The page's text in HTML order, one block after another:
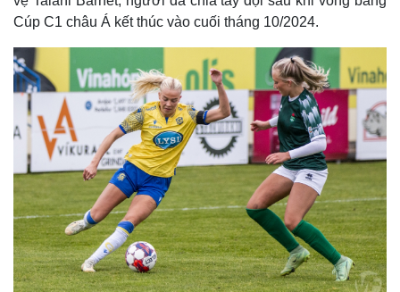
Cúp C1 châu Á kết thúc vào cuối tháng 10/2024.